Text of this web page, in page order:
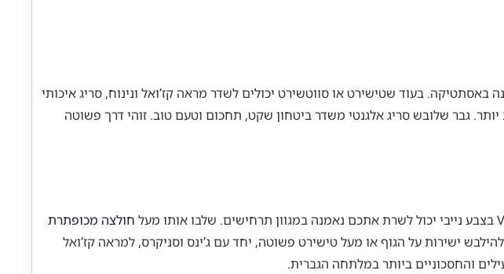
בעוד שטישירט או סווטשירט יכולים לשדר מראה קז’ואל ונינוח, סריג איכותי
גבר שלובש סריג אלגנטי משדר ביטחון שקט, תחכום וטעם טוב. זוהי דרך פשוטה
חולצה מכופתרת
ישירות על הגוף או מעל טישירט פשוטה, יחד עם ג’ינס וסניקרס, למראה קז’ואל
והחסכוניים ביותר במלתחה הגברית.